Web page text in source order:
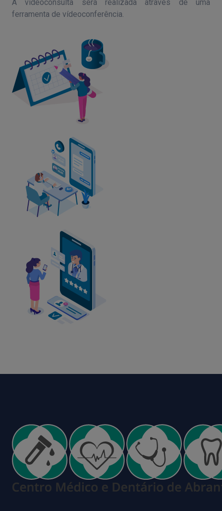
A vídeoconsulta será realizada através de uma
ferramenta de vídeoconferência.